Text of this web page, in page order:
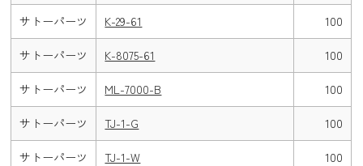
サトーパーツ K-29-61 100
サトーパーツ K-8075-61 100
サトーパーツ ML-7000-B 100
サトーパーツ TJ-1-G 100
サトーパーツ TJ-1-W 100